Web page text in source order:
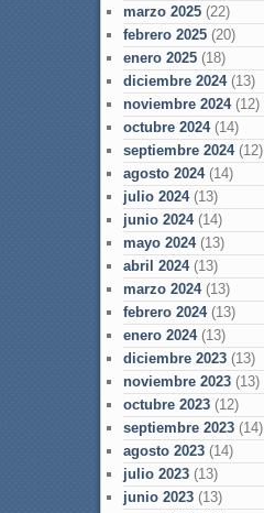
marzo 2025(22)
febrero 2025(20)
enero 2025(18)
diciembre 2024(13)
noviembre 2024(12)
octubre 2024(14)
septiembre 2024(12)
agosto 2024(14)
julio 2024(13)
junio 2024(14)
mayo 2024(13)
abril 2024(13)
marzo 2024(13)
febrero 2024(13)
enero 2024(13)
diciembre 2023(13)
noviembre 2023(13)
octubre 2023(12)
septiembre 2023(14)
agosto 2023(14)
julio 2023(13)
junio 2023(13)